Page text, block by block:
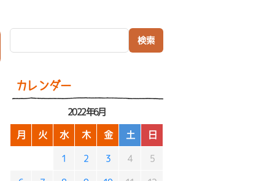
カレンダー
2022年6月
月 火 水 木 金 土 日
1 2 3 4 5